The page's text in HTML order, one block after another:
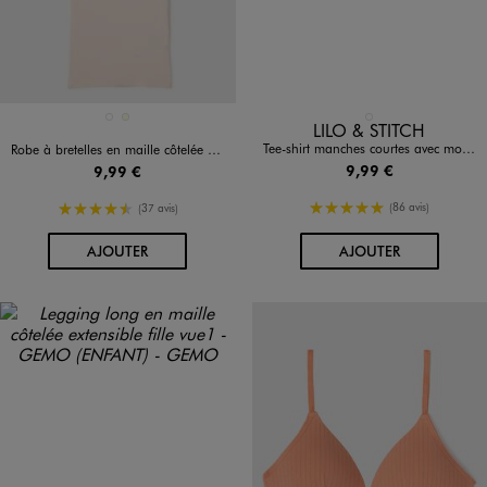
Robe à bretelles en maille côtelée fille
9,99 €
4.5/5 de moyenne
(37 avis)
AJOUTERAU PANIER
Disponible en 1 coloris
LILO & STITCH
Tee-shirt manches courtes avec motif Stitch fille - Disney
9,99 €
5/5 de moyenne
(86 avis)
AJOUTERAU PANIER